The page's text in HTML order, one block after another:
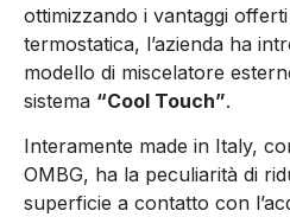
ottimizzando i vantaggi
termostatica, l’azienda ha
modello di miscelatore
sistema “Cool Touch”.
Interamente made in Italy,
OMBG, ha la peculiarità di
superficie a contatto con